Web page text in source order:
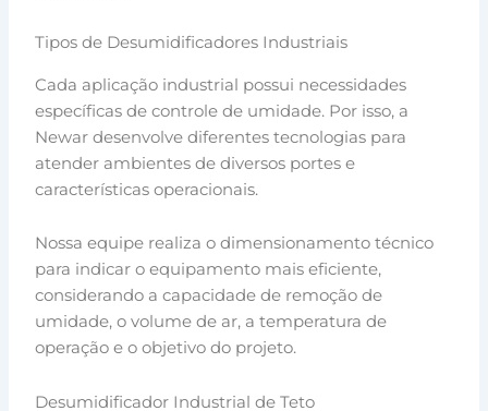
Tipos de Desumidificadores Industriais
Cada aplicação industrial possui necessidades
específicas de controle de umidade. Por isso, a
Newar desenvolve diferentes tecnologias para
atender ambientes de diversos portes e
características operacionais.
Nossa equipe realiza o dimensionamento técnico
para indicar o equipamento mais eficiente,
considerando a capacidade de remoção de
umidade, o volume de ar, a temperatura de
operação e o objetivo do projeto.
Desumidificador Industrial de Teto